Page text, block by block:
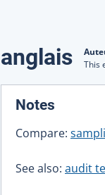
anglais
This
Notes
Compare:
See also: audit